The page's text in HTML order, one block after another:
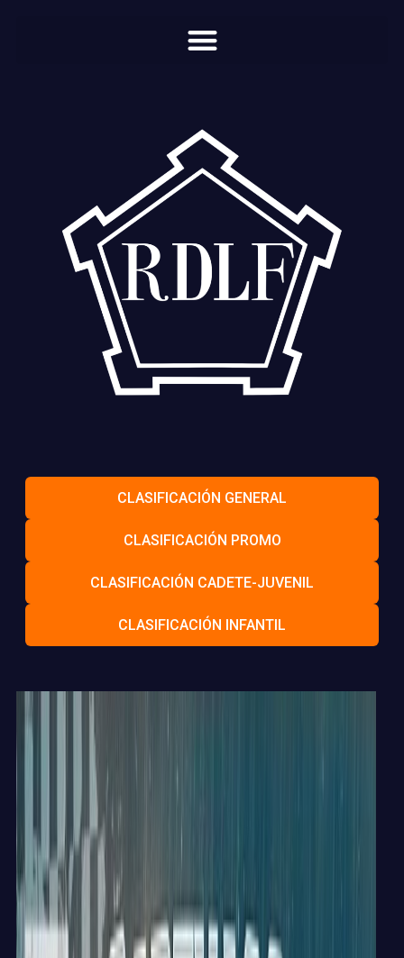
CLASIFICACIÓN GENERAL
CLASIFICACIÓN PROMO
CLASIFICACIÓN CADETE-JUVENIL
CLASIFICACIÓN INFANTIL